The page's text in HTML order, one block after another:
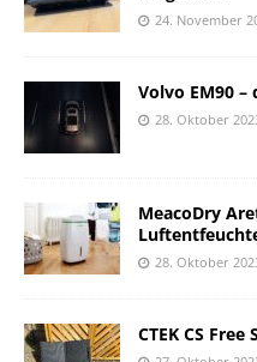
24. November
Volvo EM90
28. Oktober
MeacoDry
28. Oktober
CTEK CS Free